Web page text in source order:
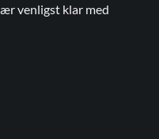
venligst klar med